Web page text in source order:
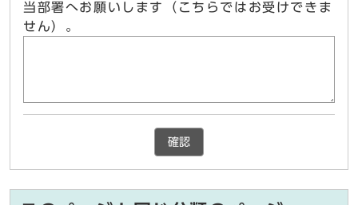
当部署へお願いします（こちらではお受けできま
せん）。
確認